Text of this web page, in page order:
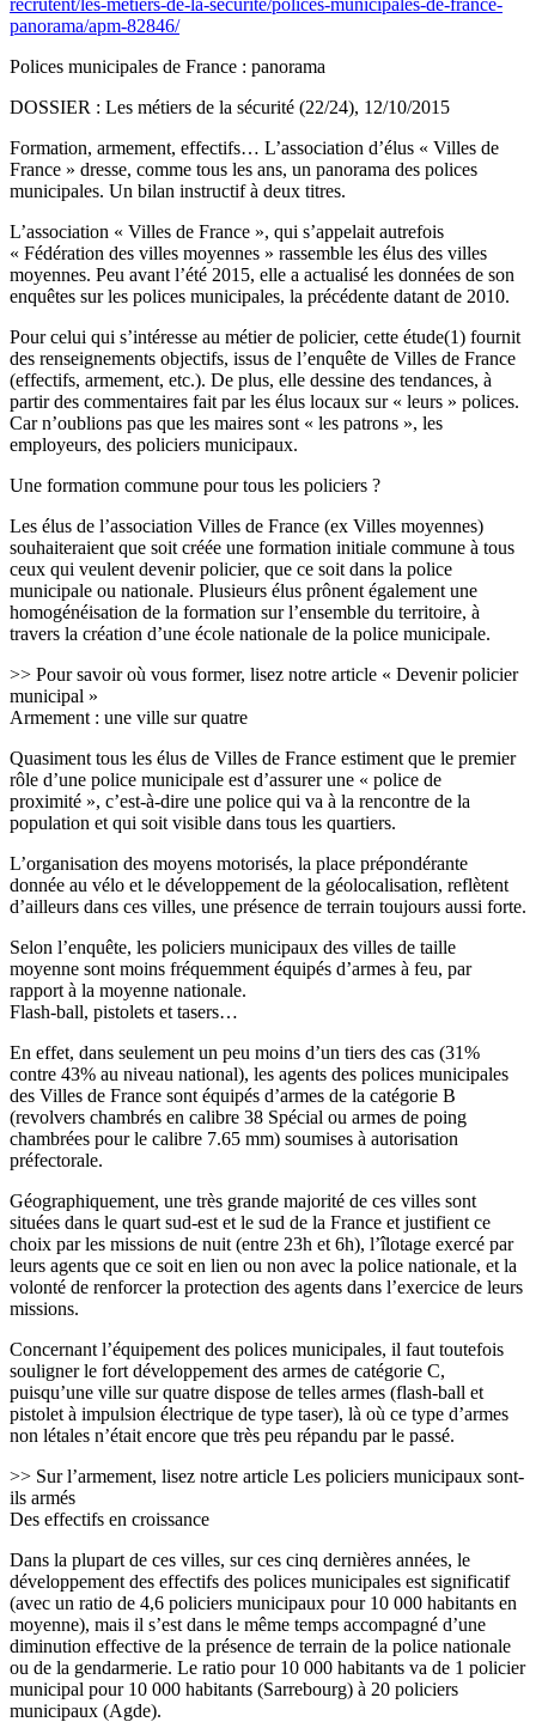
panorama/apm-82846/
Polices municipales de France : panorama
DOSSIER : Les métiers de la sécurité (22/24), 12/10/2015
Formation, armement, effectifs… L’association d’élus « Villes de
France » dresse, comme tous les ans, un panorama des polices
municipales. Un bilan instructif à deux titres.
L’association « Villes de France », qui s’appelait autrefois
« Fédération des villes moyennes » rassemble les élus des villes
moyennes. Peu avant l’été 2015, elle a actualisé les données de son
enquêtes sur les polices municipales, la précédente datant de 2010.
Pour celui qui s’intéresse au métier de policier, cette étude(1) fournit
des renseignements objectifs, issus de l’enquête de Villes de France
(effectifs, armement, etc.). De plus, elle dessine des tendances, à
partir des commentaires fait par les élus locaux sur « leurs » polices.
Car n’oublions pas que les maires sont « les patrons », les
employeurs, des policiers municipaux.
Une formation commune pour tous les policiers ?
Les élus de l’association Villes de France (ex Villes moyennes)
souhaiteraient que soit créée une formation initiale commune à tous
ceux qui veulent devenir policier, que ce soit dans la police
municipale ou nationale. Plusieurs élus prônent également une
homogénéisation de la formation sur l’ensemble du territoire, à
travers la création d’une école nationale de la police municipale.
>> Pour savoir où vous former, lisez notre article « Devenir policier
municipal »
Armement : une ville sur quatre
Quasiment tous les élus de Villes de France estiment que le premier
rôle d’une police municipale est d’assurer une « police de
proximité », c’est-à-dire une police qui va à la rencontre de la
population et qui soit visible dans tous les quartiers.
L’organisation des moyens motorisés, la place prépondérante
donnée au vélo et le développement de la géolocalisation, reflètent
d’ailleurs dans ces villes, une présence de terrain toujours aussi forte.
Selon l’enquête, les policiers municipaux des villes de taille
moyenne sont moins fréquemment équipés d’armes à feu, par
rapport à la moyenne nationale.
Flash-ball, pistolets et tasers…
En effet, dans seulement un peu moins d’un tiers des cas (31%
contre 43% au niveau national), les agents des polices municipales
des Villes de France sont équipés d’armes de la catégorie B
(revolvers chambrés en calibre 38 Spécial ou armes de poing
chambrées pour le calibre 7.65 mm) soumises à autorisation
préfectorale.
Géographiquement, une très grande majorité de ces villes sont
situées dans le quart sud-est et le sud de la France et justifient ce
choix par les missions de nuit (entre 23h et 6h), l’îlotage exercé par
leurs agents que ce soit en lien ou non avec la police nationale, et la
volonté de renforcer la protection des agents dans l’exercice de leurs
missions.
Concernant l’équipement des polices municipales, il faut toutefois
souligner le fort développement des armes de catégorie C,
puisqu’une ville sur quatre dispose de telles armes (flash-ball et
pistolet à impulsion électrique de type taser), là où ce type d’armes
non létales n’était encore que très peu répandu par le passé.
>> Sur l’armement, lisez notre article Les policiers municipaux sont-
ils armés
Des effectifs en croissance
Dans la plupart de ces villes, sur ces cinq dernières années, le
développement des effectifs des polices municipales est significatif
(avec un ratio de 4,6 policiers municipaux pour 10 000 habitants en
moyenne), mais il s’est dans le même temps accompagné d’une
diminution effective de la présence de terrain de la police nationale
ou de la gendarmerie. Le ratio pour 10 000 habitants va de 1 policier
municipal pour 10 000 habitants (Sarrebourg) à 20 policiers
municipaux (Agde).